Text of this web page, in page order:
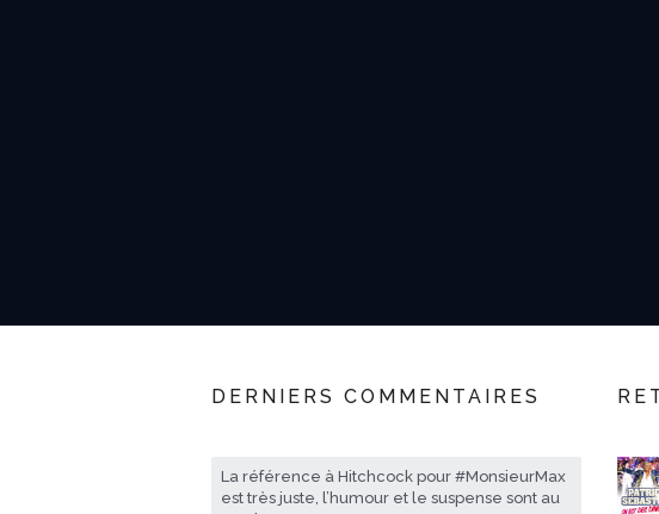
DERNIERS COMMENTAIRES
La référence à Hitchcock pour #MonsieurMax
est très juste, l’humour et le suspense sont au